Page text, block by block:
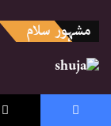
مشہور سلام